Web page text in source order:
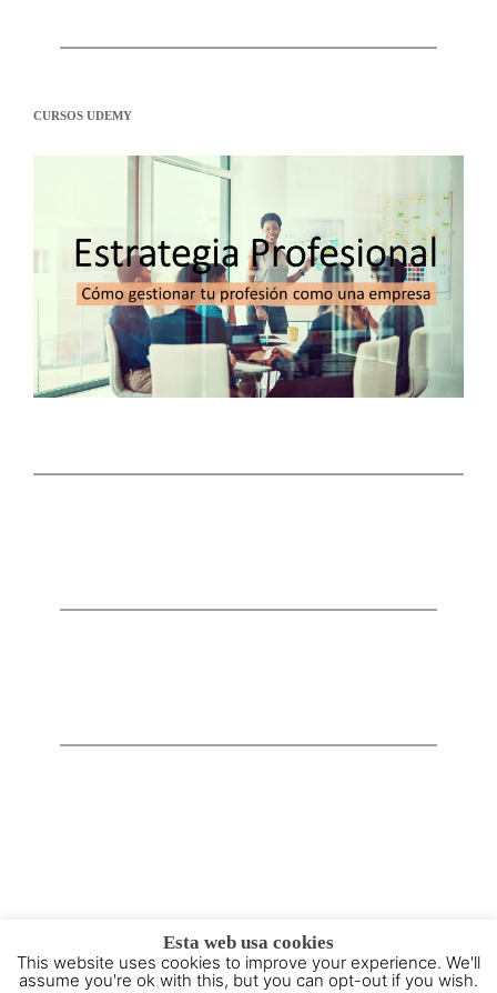
CURSOS UDEMY
2015 - 2025 © Powered byTheme-Vision
Esta web usa cookies
This website uses cookies to improve your experience. We'll
assume you're ok with this, but you can opt-out if you wish.